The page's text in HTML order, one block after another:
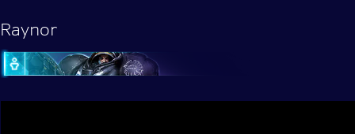
Raynor